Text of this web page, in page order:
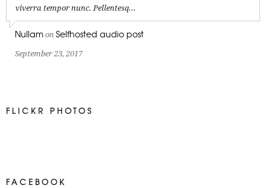
viverra tempor nunc. Pellentesq...
Nullam on Selfhosted audio post
September 23, 2017
FLICKR PHOTOS
FACEBOOK